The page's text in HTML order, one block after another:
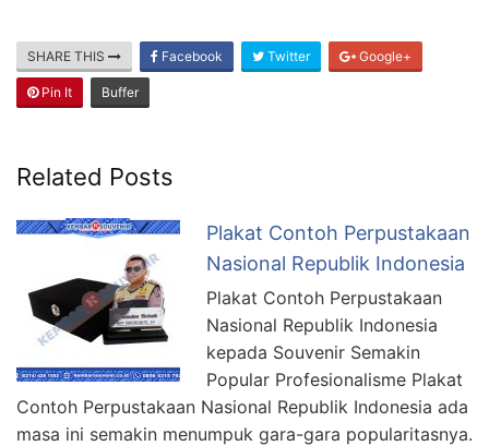
SHARE THIS Facebook Twitter Google+
Pin It Buffer
Related Posts
Plakat Contoh Perpustakaan
Nasional Republik Indonesia
Plakat Contoh Perpustakaan
Nasional Republik Indonesia
kepada Souvenir Semakin
Popular Profesionalisme Plakat
Contoh Perpustakaan Nasional Republik Indonesia ada
masa ini semakin menumpuk gara-gara popularitasnya.